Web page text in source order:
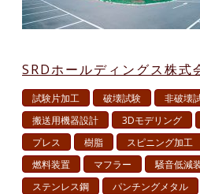
SRDホールディングス株式
試験片加工 破壊試験 非破壊
搬送用機器設計
3Dモデリング
プレス
樹脂 スピニング加工
燃料装置
マフラー 騒音低減
ステンレス鋼
パンチングメタル